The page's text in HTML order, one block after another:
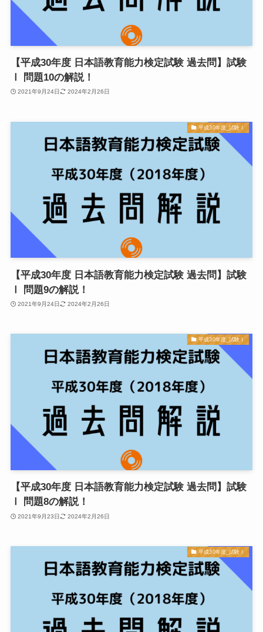
【平成30年度 日本語教育能力検定試験 過去問】試験
Ⅰ 問題10の解説！
2021年9月24日 2024年2月26日
平成30年度_試験Ⅰ
【平成30年度 日本語教育能力検定試験 過去問】試験
Ⅰ 問題9の解説！
2021年9月24日 2024年2月26日
平成30年度_試験Ⅰ
【平成30年度 日本語教育能力検定試験 過去問】試験
Ⅰ 問題8の解説！
2021年9月23日 2024年2月26日
平成30年度_試験Ⅰ